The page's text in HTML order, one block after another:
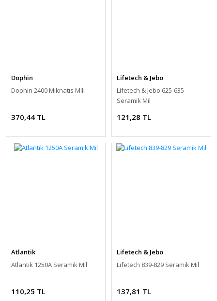
Dophin
Dophin 2400 Mıknatıs Mili
370,44 TL
Lifetech & Jebo
Lifetech & Jebo 625-635
Seramik Mil
121,28 TL
Atlantik
Atlantik 1250A Seramik Mil
110,25 TL
Lifetech & Jebo
Lifetech 839-829 Seramik Mil
137,81 TL